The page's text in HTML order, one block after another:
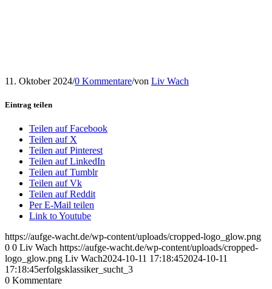
11. Oktober 2024/0 Kommentare/von Liv Wach
Eintrag teilen
Teilen auf Facebook
Teilen auf X
Teilen auf Pinterest
Teilen auf LinkedIn
Teilen auf Tumblr
Teilen auf Vk
Teilen auf Reddit
Per E-Mail teilen
Link to Youtube
https://aufge-wacht.de/wp-content/uploads/cropped-logo_glow.png
0 0 Liv Wach https://aufge-wacht.de/wp-content/uploads/cropped-
logo_glow.png Liv Wach2024-10-11 17:18:452024-10-11
17:18:45erfolgsklassiker_sucht_3
0 Kommentare